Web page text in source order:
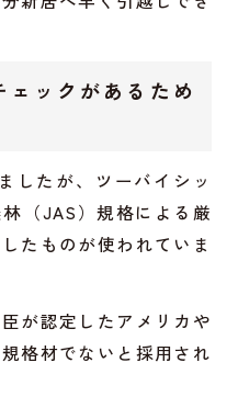
ェックがあるため
したが、ツーバイシッ
（JAS）規格による厳
たものが使われていま
が認定したアメリカや
格材でないと採用され